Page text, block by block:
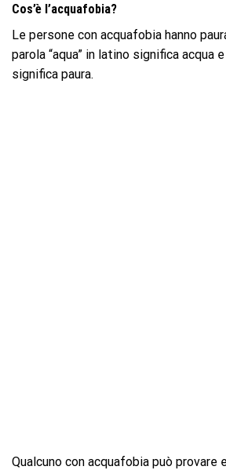
Cos’è l’acquafobia?
Le persone con acquafobia hanno
parola “aqua” in latino significa acqua
significa paura.
Qualcuno con acquafobia può provare